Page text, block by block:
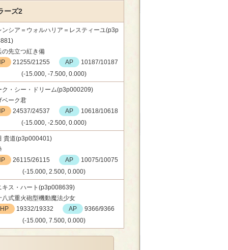
ーズ2
ンシア＝ウォルハリア＝レスティーユ(p3p
の先立つ紅き備
21255/21255 AP
10187/10187
(-15.000, -7.500, 0.000)
ク・シー・ドリーム(p3p000209)
ベーク君
24537/24537 AP
10618/10618
(-15.000, -2.500, 0.000)
貴道(p3p000401)
26115/26115 AP
10075/10075
(-15.000, 2.500, 0.000)
キス・ハート(p3p008639)
八式重火砲型機動魔法少女
HP
19332/19332 AP
9366/9366
(-15.000, 7.500, 0.000)